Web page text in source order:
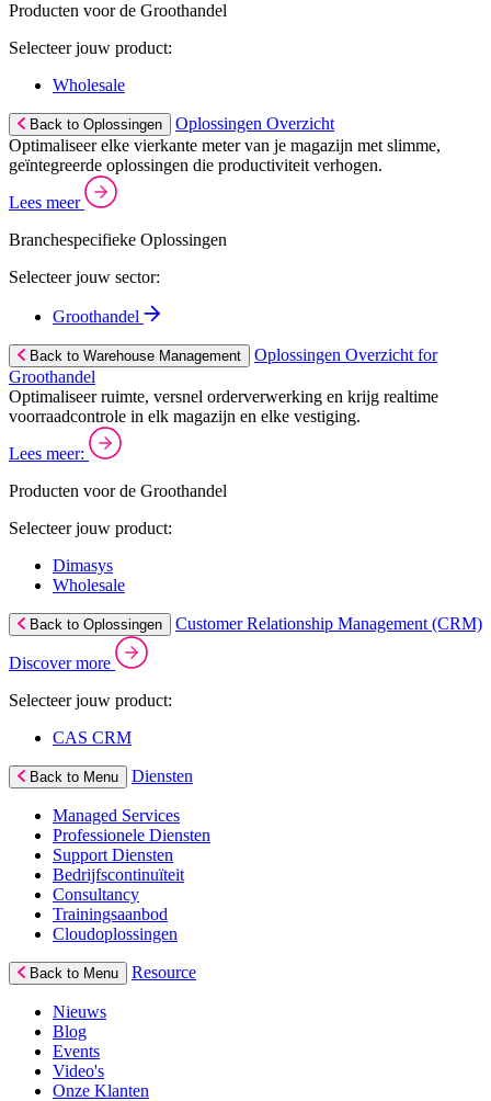
Producten voor de Groothandel
Selecteer jouw product:
Wholesale
Back to Oplossingen
Oplossingen Overzicht
Optimaliseer elke vierkante meter van je magazijn met slimme,
geïntegreerde oplossingen die productiviteit verhogen.
Lees meer
Branchespecifieke Oplossingen
Selecteer jouw sector:
Groothandel
Back to Warehouse Management
Oplossingen Overzicht for
Groothandel
Optimaliseer ruimte, versnel orderverwerking en krijg realtime
voorraadcontrole in elk magazijn en elke vestiging.
Lees meer:
Producten voor de Groothandel
Selecteer jouw product:
Dimasys
Wholesale
Back to Oplossingen Customer Relationship Management (CRM)
Discover more
Selecteer jouw product:
CAS CRM
Back to Menu Diensten
Managed Services
Professionele Diensten
Support Diensten
Bedrijfscontinuïteit
Consultancy
Trainingsaanbod
Cloudoplossingen
Back to Menu Resource
Nieuws
Blog
Events
Video's
Onze Klanten